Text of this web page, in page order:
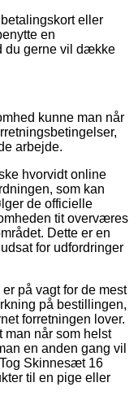
eller
en
du gerne vil dække
kunne man når
arbejde.
hvorvidt online
som kan
de officielle
tit overværes
Dette er en
for udfordringer
på vagt for de mest
på bestillingen,
forretningen lover.
man når som helst
en anden gang vil
Skinnesæt 16
til en pige eller